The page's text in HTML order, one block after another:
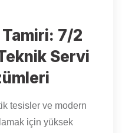
7/2
Servi
tesisler ve modern
için yüksek